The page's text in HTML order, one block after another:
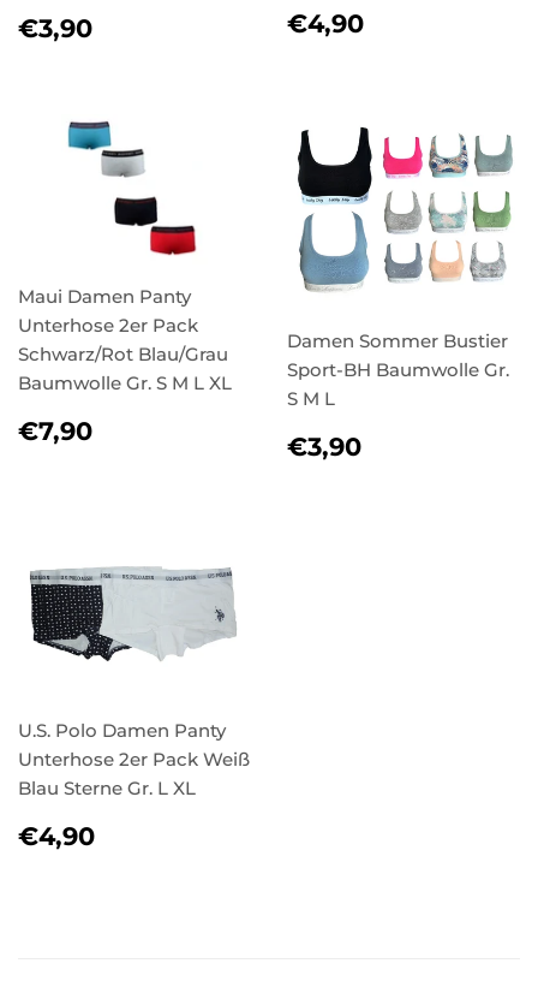
NORMALER
PREIS
€3,90 NORMALER
PREIS
€4,90
Maui Damen Panty
Unterhose 2er Pack
Schwarz/Rot Blau/Grau
Baumwolle Gr. S M L XL
NORMALER
PREIS
€7,90
Damen Sommer Bustier
Sport-BH Baumwolle Gr.
S M L
NORMALER
PREIS
€3,90
U.S. Polo Damen Panty
Unterhose 2er Pack Weiß
Blau Sterne Gr. L XL
NORMALER
PREIS
€4,90